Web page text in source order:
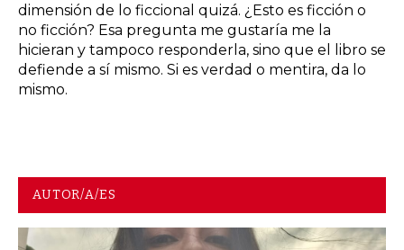
dimensión de lo ficcional quizá. ¿Esto es ficción o
no ficción? Esa pregunta me gustaría me la
hicieran y tampoco responderla, sino que el libro se
defiende a sí mismo. Si es verdad o mentira, da lo
mismo.
AUTOR/A/ES